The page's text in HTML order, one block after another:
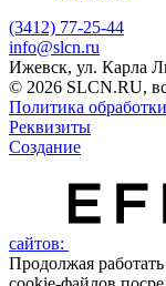
(3412) 77-25-44
info@slcn.ru
Ижевск, ул. Карла
© 2026 SLCN.RU,
Политика
Реквизиты
Создание
сайтов:
Продолжая